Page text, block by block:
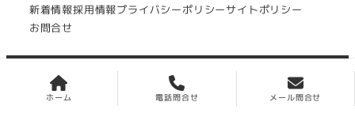
新着情報採用情報プライバシーポリシーサイトポリシー
お問合せ
Copyright(c) 1981 NISHI SATO Co., Ltd.
All Rights
Reserved.
ホーム 電話問合せ メール問合せ